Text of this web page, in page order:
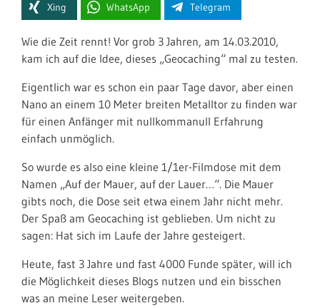
Xing WhatsApp Telegram
Wie die Zeit rennt! Vor grob 3 Jahren, am 14.03.2010,
kam ich auf die Idee, dieses „Geocaching“ mal zu testen.
Eigentlich war es schon ein paar Tage davor, aber einen
Nano an einem 10 Meter breiten Metalltor zu finden war
für einen Anfänger mit nullkommanull Erfahrung
einfach unmöglich.
So wurde es also eine kleine 1/1er-Filmdose mit dem
Namen „Auf der Mauer, auf der Lauer…“. Die Mauer
gibts noch, die Dose seit etwa einem Jahr nicht mehr.
Der Spaß am Geocaching ist geblieben. Um nicht zu
sagen: Hat sich im Laufe der Jahre gesteigert.
Heute, fast 3 Jahre und fast 4000 Funde später, will ich
die Möglichkeit dieses Blogs nutzen und ein bisschen
was an meine Leser weitergeben.